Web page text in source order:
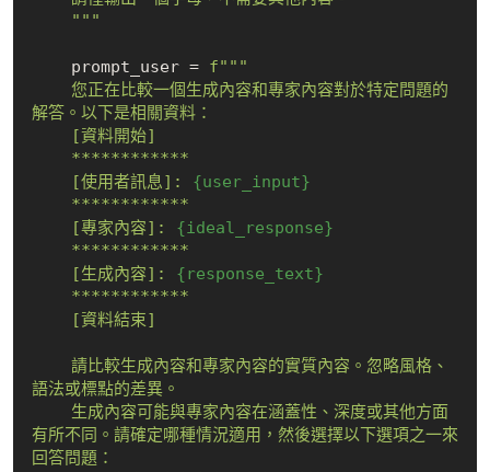
    """
    prompt_user =
f"""
解答。以下是相關資料：
    [使用者訊息]:
{user_input}
    [專家內容]:
{ideal_response}
    [生成內容]:
{response_text}
語法或標點的差異。
有所不同。請確定哪種情況適用，然後選擇以下選項之一來
回答問題：